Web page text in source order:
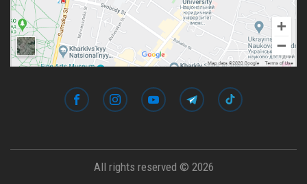
All rights reserved © 2026